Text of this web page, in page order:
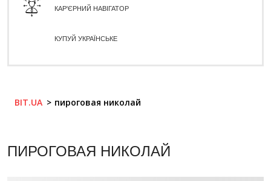
КАР'ЄРНИЙ НАВІГАТОР
КУПУЙ УКРАЇНСЬКЕ
BIT.UA пироговая николай
ПИРОГОВАЯ НИКОЛАЙ